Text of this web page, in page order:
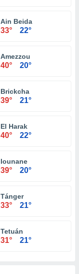
Ain Beida
33° 22°
Amezzou
40° 20°
Brickcha
39° 21°
El Harak
40° 22°
Iounane
39° 20°
Tánger
33° 21°
Tetuán
31° 21°